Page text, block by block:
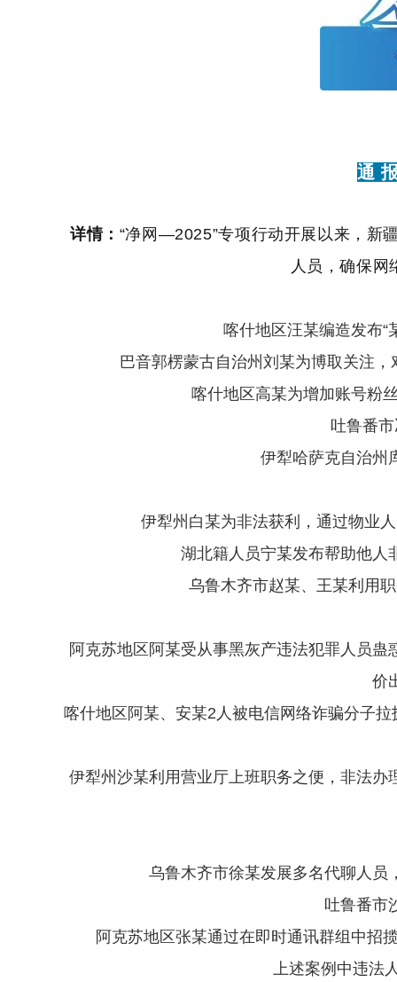
通
详情： “净网—2025”专项行动开展以来，新
人员，确保
喀什地区汪某编造发布“
巴音郭楞蒙古自治州刘某为博取关注
喀什地区高某为增加账号粉
吐鲁番
伊犁哈萨克自治州
伊犁州白某为非法获利，通过物业
湖北籍人员宁某发布帮助他人
乌鲁木齐市赵某、王某利用
阿克苏地区阿某受从事黑灰产违法犯罪人员
价
喀什地区阿某、安某2人被电信网络诈骗分子
伊犁州沙某利用营业厅上班职务之便，非法
乌鲁木齐市徐某发展多名代聊人员
吐鲁番市
阿克苏地区张某通过在即时通讯群组中招
上述案例中违法